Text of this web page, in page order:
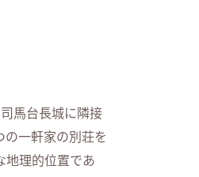
馬台長城に隣接
一軒家の別荘を
地理的位置であ